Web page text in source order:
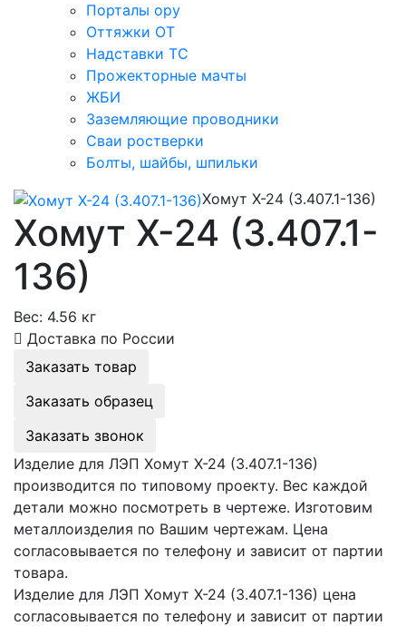
Порталы ору
Оттяжки ОТ
Надставки ТС
Прожекторные мачты
ЖБИ
Заземляющие проводники
Сваи ростверки
Болты, шайбы, шпильки
Хомут Х-24 (3.407.1-136)
Хомут Х-24 (3.407.1-
136)
Вес: 4.56 кг
Доставка по России
Заказать товар
Заказать образец
Заказать звонок
Изделие для ЛЭП Хомут Х-24 (3.407.1-136)
производится по типовому проекту. Вес каждой
детали можно посмотреть в чертеже. Изготовим
металлоизделия по Вашим чертежам. Цена
согласовывается по телефону и зависит от партии
товара.
Изделие для ЛЭП Хомут Х-24 (3.407.1-136) цена
согласовывается по телефону и зависит от партии